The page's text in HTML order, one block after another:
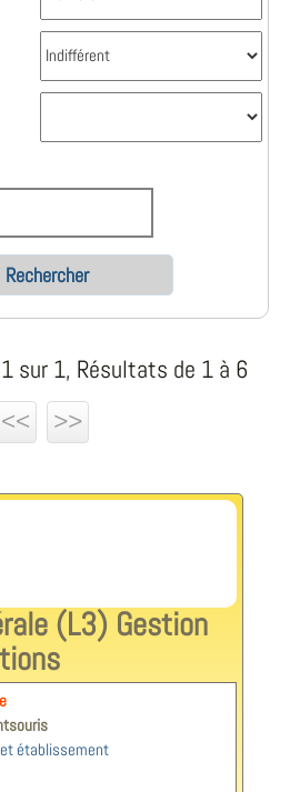
Rechercher
sur 1, Résultats de 1 à 6
<<
>>
(L3) Gestion
établissement